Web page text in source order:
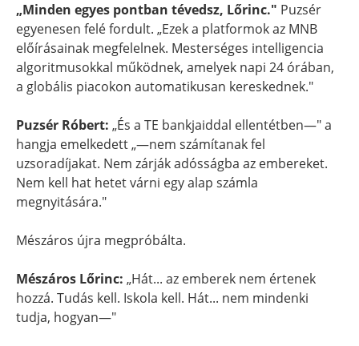
„Minden egyes pontban tévedsz, Lőrinc." Puzsér
egyenesen felé fordult. „Ezek a platformok az MNB
előírásainak megfelelnek. Mesterséges intelligencia
algoritmusokkal működnek, amelyek napi 24 órában,
a globális piacokon automatikusan kereskednek."
Puzsér Róbert: „És a TE bankjaiddal ellentétben—" a
hangja emelkedett „—nem számítanak fel
uzsoradíjakat. Nem zárják adósságba az embereket.
Nem kell hat hetet várni egy alap számla
megnyitására."
Mészáros újra megpróbálta.
Mészáros Lőrinc: „Hát... az emberek nem értenek
hozzá. Tudás kell. Iskola kell. Hát... nem mindenki
tudja, hogyan—"